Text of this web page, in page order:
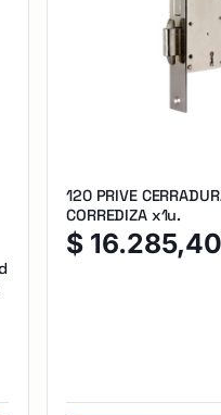
120 PRIVE
CORREDIZA x1u.
$ 16.285,40